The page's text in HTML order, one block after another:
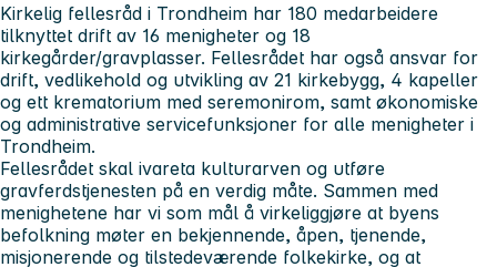
Kirkelig fellesråd i Trondheim har 180 medarbeidere
tilknyttet drift av 16 menigheter og 18
kirkegårder/gravplasser. Fellesrådet har også ansvar for
drift, vedlikehold og utvikling av 21 kirkebygg, 4 kapeller
og ett krematorium med seremonirom, samt økonomiske
og administrative servicefunksjoner for alle menigheter i
Trondheim.
Fellesrådet skal ivareta kulturarven og utføre
gravferdstjenesten på en verdig måte. Sammen med
menighetene har vi som mål å virkeliggjøre at byens
befolkning møter en bekjennende, åpen, tjenende,
misjonerende og tilstedeværende folkekirke, og at